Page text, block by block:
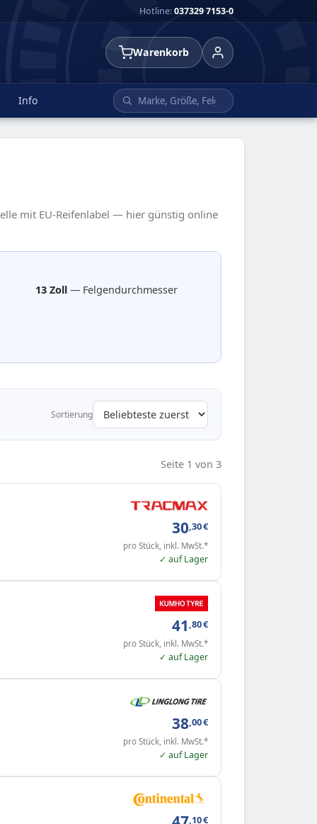
Hotline:037329 7153-0
Warenkorb
Info
mit EU-Reifenlabel — hier günstig online
13 Zoll— Felgendurchmesser
Sortierung
Seite 1 von 3
30,30€
pro Stück, inkl. MwSt.*
✓ auf Lager
41 ,80€
pro Stück, inkl. MwSt.*
✓ auf Lager
38,00€
pro Stück, inkl. MwSt.*
✓ auf Lager
,10€